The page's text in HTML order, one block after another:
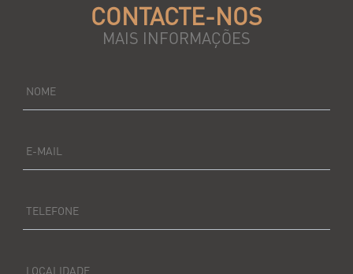
CONTACTE-NOS
MAIS INFORMAÇÕES
NOME
E-MAIL
TELEFONE
LOCALIDADE